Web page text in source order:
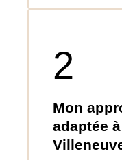
2
Mon
adaptée